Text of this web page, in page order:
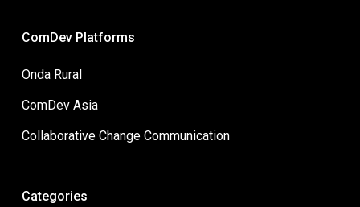
ComDev Platforms
Onda Rural
ComDev Asia
Collaborative Change Communication
Categories